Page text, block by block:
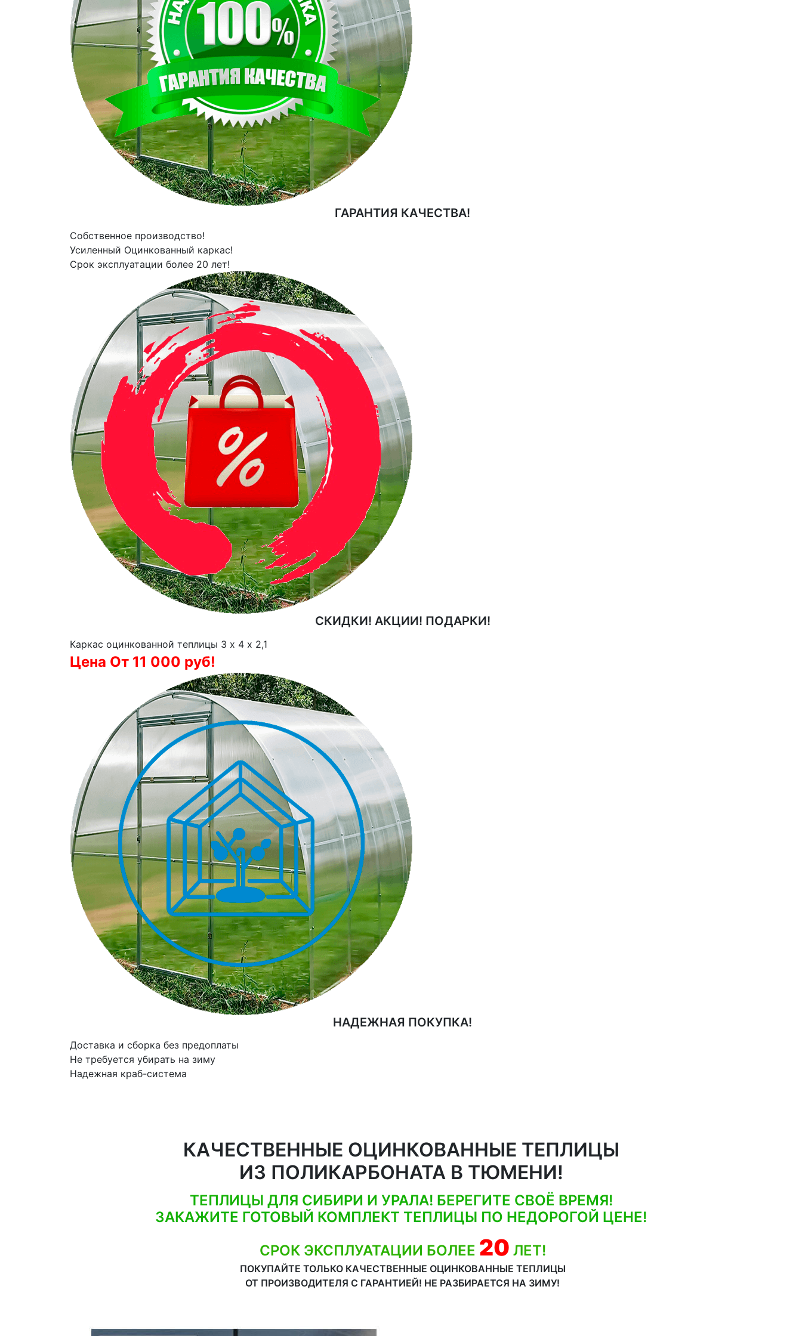
ГАРАНТИЯ КАЧЕСТВА!
Собственное производство!
Усиленный Оцинкованный каркас!
Срок эксплуатации более 20 лет!
СКИДКИ! АКЦИИ! ПОДАРКИ!
Каркас оцинкованной теплицы 3 х 4 х 2,1
Цена От 11 000 руб!
НАДЕЖНАЯ ПОКУПКА!
Доставка и сборка без предоплаты
Не требуется убирать на зиму
Надежная краб-система
КАЧЕСТВЕННЫЕ ОЦИНКОВАННЫЕ ТЕПЛИЦЫ
ИЗ ПОЛИКАРБОНАТА В ТЮМЕНИ!
ТЕПЛИЦЫ ДЛЯ СИБИРИ И УРАЛА! БЕРЕГИТЕ СВОЁ ВРЕМЯ!
ЗАКАЖИТЕ ГОТОВЫЙ КОМПЛЕКТ ТЕПЛИЦЫ ПО НЕДОРОГОЙ ЦЕНЕ!
СРОК ЭКСПЛУАТАЦИИ БОЛЕЕ 20 ЛЕТ!
ПОКУПАЙТЕ ТОЛЬКО КАЧЕСТВЕННЫЕ ОЦИНКОВАННЫЕ ТЕПЛИЦЫ
ОТ ПРОИЗВОДИТЕЛЯ С ГАРАНТИЕЙ! НЕ РАЗБИРАЕТСЯ НА ЗИМУ!